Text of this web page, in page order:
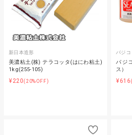
新日本造形
美濃粘土(株) テラコッタ(はにわ粘土)
1kg(255-105)
¥220(20%OFF)
パジコ
パジ
ス）
¥616